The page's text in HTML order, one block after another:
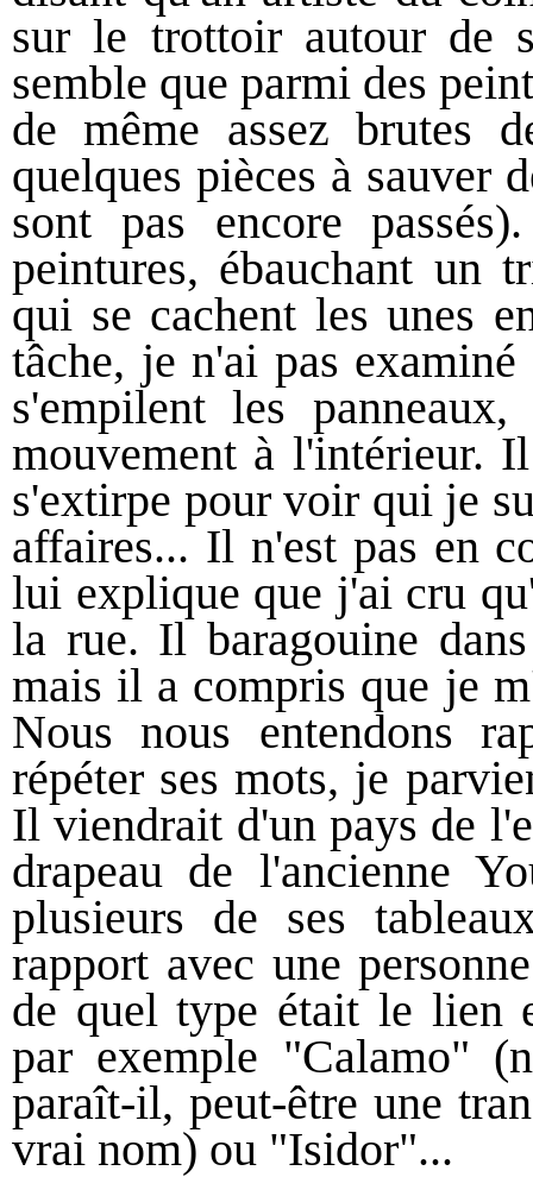
sur le trottoir autour de
semble que parmi des
de même assez brutes
quelques pièces à sauver
sont pas encore
peintures, ébauchant un
qui se cachent les unes
tâche, je n'ai pas
s'empilent les
mouvement à l'intérieur.
s'extirpe pour voir qui je
affaires... Il n'est pas en
lui explique que j'ai cru
la rue. Il baragouine
mais il a compris que je
Nous nous entendons
répéter ses mots, je
Il viendrait d'un pays de
drapeau de l'ancienne
plusieurs de ses
rapport avec une
de quel type était le lien
par exemple "Calamo"
paraît-il, peut-être une
vrai nom) ou "Isidor"...